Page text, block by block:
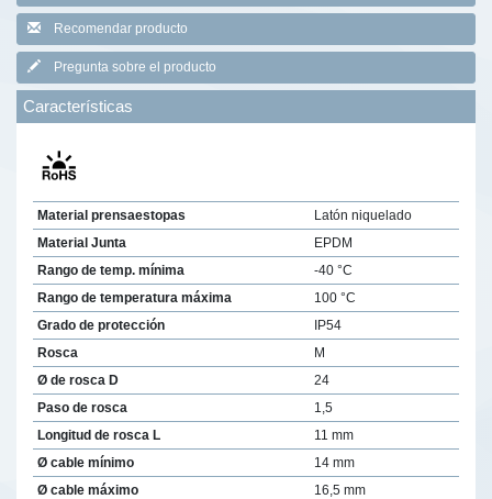
Recomendar producto
Pregunta sobre el producto
Características
Material prensaestopas
Latón niquelado
Material Junta
EPDM
Rango de temp. mínima
-40 °C
Rango de temperatura máxima
100 °C
Grado de protección
IP54
Rosca
M
Ø de rosca D
24
Paso de rosca
1,5
Longitud de rosca L
11 mm
Ø cable mínimo
14 mm
Ø cable máximo
16,5 mm